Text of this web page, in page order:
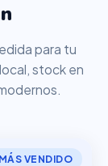
para tu
stock en
MÁS VENDIDO